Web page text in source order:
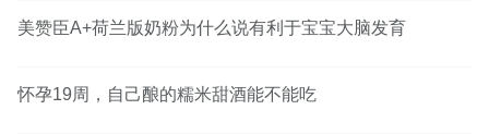
美赞臣A+荷兰版奶粉为什么说有利于宝宝大脑发育
怀孕19周，自己酿的糯米甜酒能不能吃